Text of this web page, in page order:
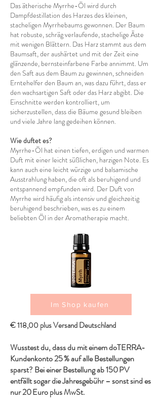
Das ätherische Myrrhe-Öl wird durch
Dampfdestillation des Harzes des kleinen,
stacheligen Myrrhebaums gewonnen. Der Baum
hat robuste, schräg verlaufende, stachelige Äste
mit wenigen Blättern. Das Harz stammt aus dem
Baumsaft, der aushärtet und mit der Zeit eine
glänzende, bernsteinfarbene Farbe annimmt. Um
den Saft aus dem Baum zu gewinnen, schneiden
Erntehelfer den Baum an, was dazu führt, dass er
den wachsartigen Saft oder das Harz abgibt. Die
Einschnitte werden kontrolliert, um
sicherzustellen, dass die Bäume gesund bleiben
und viele Jahre lang gedeihen können.
Wie duftet es?
Myrrhe-Öl hat einen tiefen, erdigen und warmen
Duft mit einer leicht süßlichen, harzigen Note. Es
kann auch eine leicht würzige und balsamische
Ausstrahlung haben, die oft als beruhigend und
entspannend empfunden wird. Der Duft von
Myrrhe wird häufig als intensiv und gleichzeitig
beruhigend beschrieben, was es zu einem
beliebten Öl in der Aromatherapie macht.
Im Shop kaufen
€ 118,00 plus Versand Deutschland
Wusstest du, dass du mit einem doTERRA-
Kundenkonto 25 % auf alle Bestellungen
sparst? Bei einer Bestellung ab 150 PV
entfällt sogar die Jahresgebühr – sonst sind es
nur 20 Euro plus MwSt.